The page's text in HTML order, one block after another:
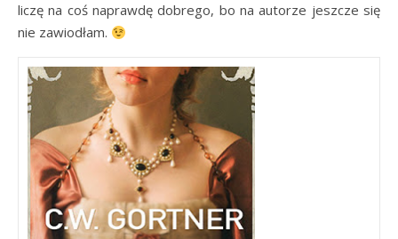
liczę na coś naprawdę dobrego, bo na autorze jeszcze się
nie zawiodłam.